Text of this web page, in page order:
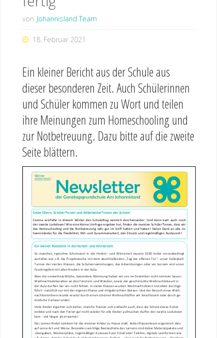
von Johannisland Team
18. Februar 2021
Ein kleiner Bericht aus der Schule aus
dieser besonderen Zeit. Auch Schülerinnen
und Schüler kommen zu Wort und teilen
ihre Meinungen zum Homeschooling und
zur Notbetreuung. Dazu bitte auf die zweite
Seite blättern.